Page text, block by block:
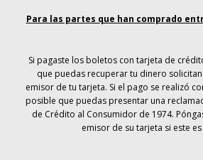
Para las partes que han comprado
Si pagaste los boletos con tarjeta de
que puedas recuperar tu dinero
emisor de tu tarjeta. Si el pago se realizó
posible que puedas presentar una
de Crédito al Consumidor de 1974.
emisor de su tarjeta si este es